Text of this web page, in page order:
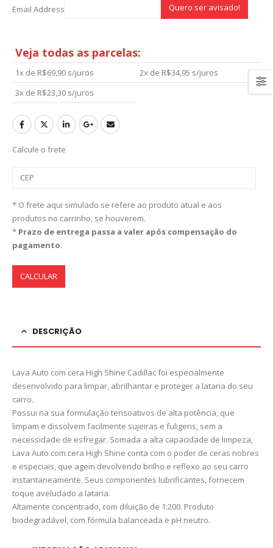
Email Address
Veja todas as parcelas:
1x de R$69,90 s/juros 2x de R$34,95 s/juros
3x de R$23,30 s/juros
Calcule o frete
* O frete aqui simulado se refere ao produto atual e aos
produtos no carrinho, se houverem.
* Prazo de entrega passa a valer após compensação do
pagamento.
CALCULAR
DESCRIÇÃO
Lava Auto com cera High Shine Cadillac foi especialmente
desenvolvido para limpar, abrilhantar e proteger a lataria do seu
carro.
Possui na sua formulação tensoativos de alta potência, que
limpam e dissolvem facilmente sujeiras e fuligens, sem a
necessidade de esfregar. Somada a alta capacidade de limpeza,
Lava Auto com cera High Shine conta com o poder de ceras nobres
e especiais, que agem devolvendo brilho e reflexo ao seu carro
instantaneamente. Seus componentes lubrificantes, fornecem
toque aveludado a lataria.
Altamente concentrado, com diluição de 1:200. Produto
biodegradável, com fórmula balanceada e pH neutro.